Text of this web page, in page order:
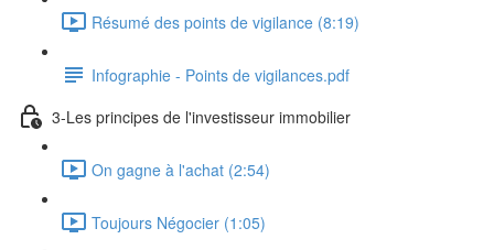
Résumé des points de vigilance (8:19)
Infographie - Points de vigilances.pdf
3-Les principes de l'investisseur immobilier
On gagne à l'achat (2:54)
Toujours Négocier (1:05)